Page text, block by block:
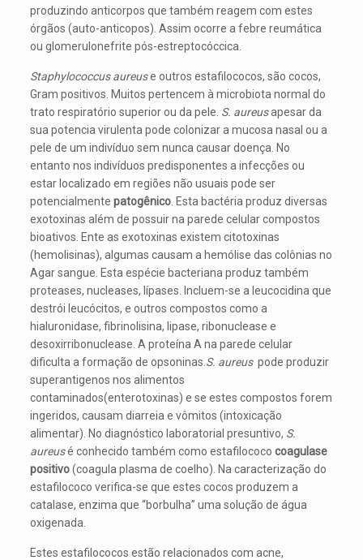
produzindo anticorpos que também reagem com estes
órgãos (auto-anticopos). Assim ocorre a febre reumática
ou glomerulonefrite pós-estreptocóccica.
Staphylococcus aureuse outros estafilococos, são cocos,
Gram positivos. Muitos pertencem à microbiota normal do
trato respiratório superior ou da pele. S. aureusapesar da
sua potencia virulenta pode colonizar a mucosa nasal ou a
pele de um indivíduo sem nunca causar doença. No
entanto nos indivíduos predisponentes a infecções ou
estar localizado em regiões não usuais pode ser
potencialmentepatogênico . Esta bactéria produz diversas
exotoxinas além de possuir na parede celular compostos
bioativos. Ente as exotoxinas existem citotoxinas
(hemolisinas), algumas causam a hemólise das colônias no
Agar sangue. Esta espécie bacteriana produz também
proteases, nucleases, lípases. Incluem-se a leucocidina que
destrói leucócitos, e outros compostos como a
hialuronidase, fibrinolisina, lipase, ribonuclease e
desoxirribonuclease. A proteína A na parede celular
dificulta a formação de opsoninas. S. aureuspode produzir
superantigenos nos alimentos
contaminados(enterotoxinas) e se estes compostos forem
ingeridos, causam diarreia e vômitos (intoxicação
alimentar). No diagnóstico laboratorial presuntivo, S.
aureusé conhecido também como estafilocococoagulase
positivo(coagula plasma de coelho). Na caracterização do
estafilococo verifica-se que estes cocos produzem a
catalase, enzima que “borbulha” uma solução de água
oxigenada.
Estes estafilococos estão relacionados com acne,